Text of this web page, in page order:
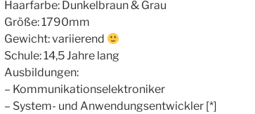
Haarfarbe: Dunkelbraun & Grau
Größe: 1790mm
Gewicht: variierend
Schule: 14,5 Jahre lang
Ausbildungen:
– Kommunikationselektroniker
– System- und Anwendungsentwickler [*]